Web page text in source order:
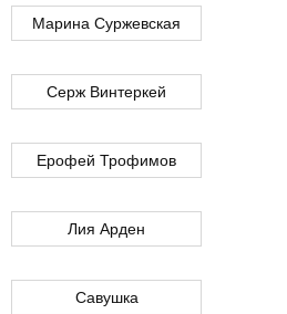
Марина Суржевская
Серж Винтеркей
Ерофей Трофимов
Лия Арден
Савушка